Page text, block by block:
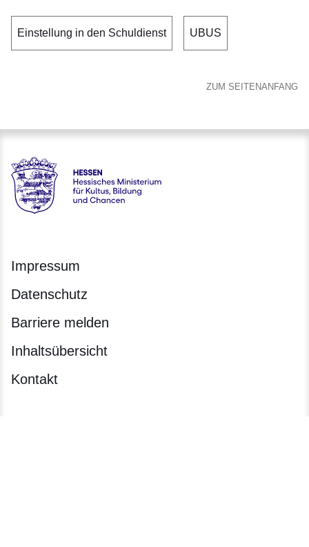
Einstellung in den Schuldienst UBUS
ZUM SEITENANFANG
Hessen - Hessisches Ministerium für Kultus, Bildung und
Impressum
Datenschutz
Barriere melden
Inhaltsübersicht
Kontakt